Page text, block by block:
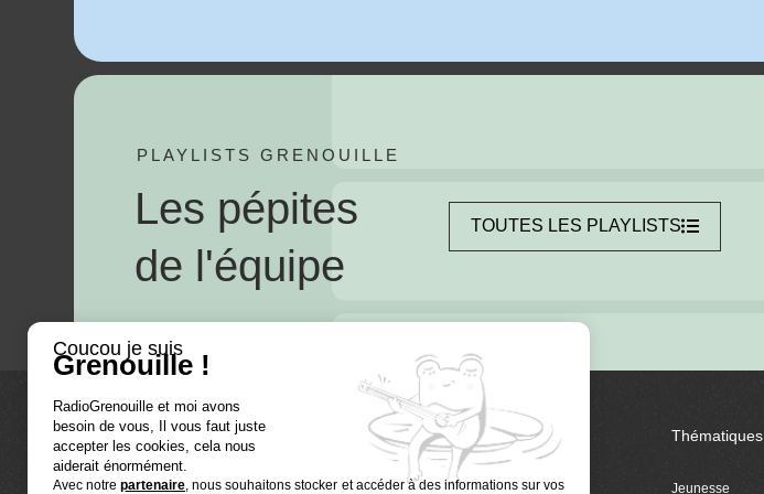
PLAYLISTS GRENOUILLE
Les pépites
de l'équipe
TOUTES LES PLAYLISTS
La radio
Ré-écouter
Thématiques
Jeunesse
Coucou je suis
Grenouille !
RadioGrenouille et moi avons
besoin de vous, Il vous faut juste
accepter les cookies, cela nous
aiderait énormément.
Avec notrepartenaire, nous souhaitons stocker et accéder à des informations sur vos